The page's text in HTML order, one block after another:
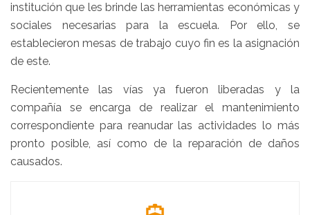
institución que les brinde las herramientas económicas y
sociales necesarias para la escuela. Por ello, se
establecieron mesas de trabajo cuyo fin es la asignación
de este.
Recientemente las vías ya fueron liberadas y la
compañía se encarga de realizar el mantenimiento
correspondiente para reanudar las actividades lo más
pronto posible, así como de la reparación de daños
causados.